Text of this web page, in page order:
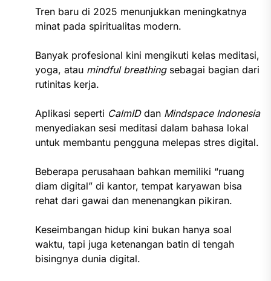
Tren baru di 2025 menunjukkan meningkatnya
minat pada spiritualitas modern.
Banyak profesional kini mengikuti kelas meditasi,
yoga, atau mindful breathingsebagai bagian dari
rutinitas kerja.
Aplikasi seperti CalmIDdan Mindspace Indonesia
menyediakan sesi meditasi dalam bahasa lokal
untuk membantu pengguna melepas stres digital.
Beberapa perusahaan bahkan memiliki “ruang
diam digital” di kantor, tempat karyawan bisa
rehat dari gawai dan menenangkan pikiran.
Keseimbangan hidup kini bukan hanya soal
waktu, tapi juga ketenangan batin di tengah
bisingnya dunia digital.